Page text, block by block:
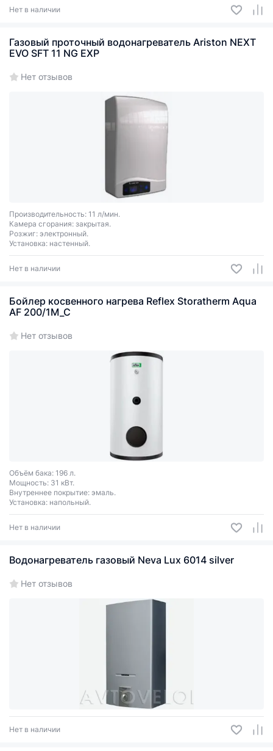
Нет в наличии
Газовый проточный водонагреватель Ariston NEXT
EVO SFT 11 NG EXP
Нет отзывов
Производительность: 11 л/мин.
Камера сгорания: закрытая.
Розжиг: электронный.
Установка: настенный.
Нет в наличии
Бойлер косвенного нагрева Reflex Storatherm Aqua
AF 200/1M_C
Нет отзывов
Объём бака: 196 л.
Мощность: 31 кВт.
Внутреннее покрытие: эмаль.
Установка: напольный.
Нет в наличии
Водонагреватель газовый Neva Lux 6014 silver
Нет отзывов
Нет в наличии